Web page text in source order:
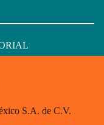
S.A. de C.V.